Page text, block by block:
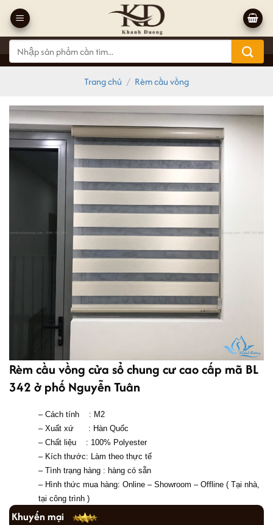
qua
nội
dung
Tìm
kiếm:
Trang chủ / Rèm cầu vồng
Rèm cầu vồng cửa sổ chung cư cao cấp mã BL
342 ở phố Nguyễn Tuân
– Cách tính    : M2
– Xuất xứ      : Hàn Quốc
– Chất liệu    : 100% Polyester
– Kích thước: Làm theo thực tế
– Tình trạng hàng : hàng có sẵn
– Hình thức mua hàng: Online – Showroom – Offline ( Tại nhà,
tại công trình )
Khuyến mại